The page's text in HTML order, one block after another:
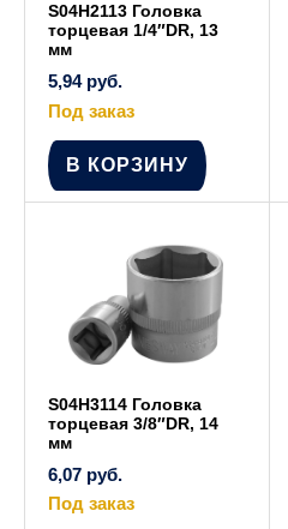
S04H2113 Головка
торцевая 1/4″DR, 13
мм
5,94 руб.
Под заказ
В КОРЗИНУ
S04H3114 Головка
торцевая 3/8″DR, 14
мм
6,07 руб.
Под заказ